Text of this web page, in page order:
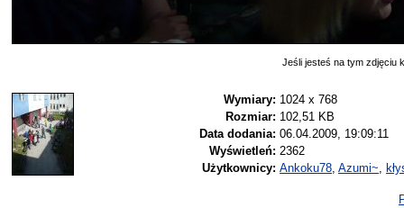
Jeśli jesteś na tym zdjęciu
Wymiary: 1024 x 768
Rozmiar: 102,51 KB
Data dodania: 06.04.2009, 19:09:11
Wyświetleń: 2362
Użytkownicy: Ankoku78 Azumi~